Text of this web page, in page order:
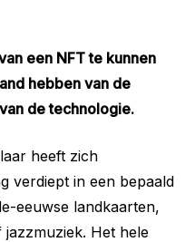
een NFT te kunnen
hebben van de
de technologie.
heeft zich
verdiept in een bepaald
eeuwse landkaarten,
Het hele